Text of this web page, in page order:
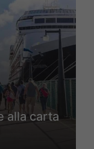
alla carta